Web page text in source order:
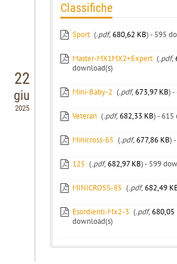
22
giu
2025
Classifiche
Sport (.pdf,680,62 KB) - 595
Master-MX1MX2+Expert (.pdf,
download(s)
Mini-Baby-2 (.pdf,673,97 KB)
Veteran (.pdf,682,33 KB) - 615
Minicross-65 (.pdf,677,86 KB)
125 (.pdf,682,97 KB) - 599
MINICROSS-85 (.pdf,682,49
Esordienti-Mx2-3 (.pdf,680,05
download(s)